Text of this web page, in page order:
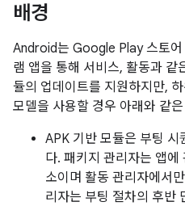
배경
Android는 Google Play 스토
램 앱을 통해 서비스, 활동과 같
듈의 업데이트를 지원하지만,
모델을 사용할 경우 아래와 같
APK 기반 모듈은 부팅 시
다. 패키지 관리자는 앱
소이며 활동 관리자에서
리자는 부팅 절차의 후반